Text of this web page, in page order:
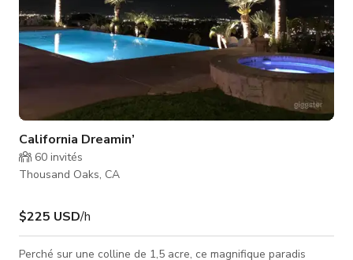
California Dreamin’
60 invités
Thousand Oaks, CA
$225 USD/h
Perché sur une colline de 1,5 acre, ce magnifique paradis